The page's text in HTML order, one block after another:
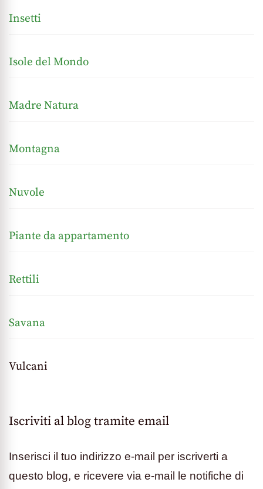
Insetti
Isole del Mondo
Madre Natura
Montagna
Nuvole
Piante da appartamento
Rettili
Savana
Vulcani
Iscriviti al blog tramite email
Inserisci il tuo indirizzo e-mail per iscriverti a
questo blog, e ricevere via e-mail le notifiche di